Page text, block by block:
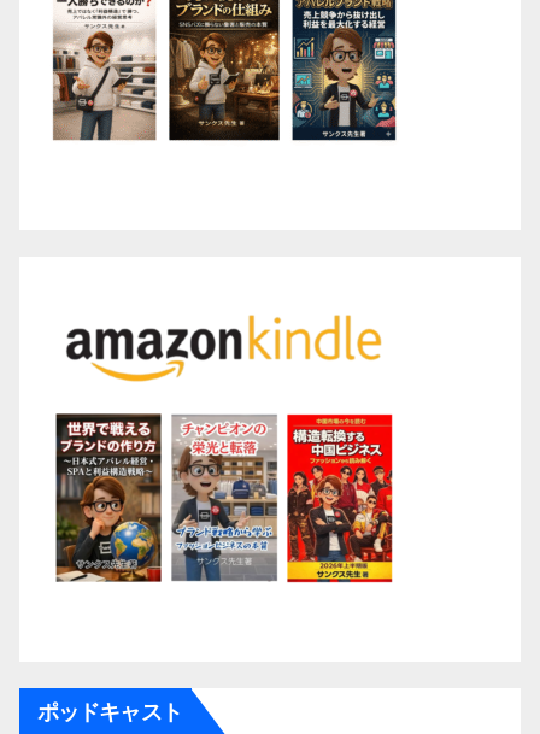
ポッドキャスト